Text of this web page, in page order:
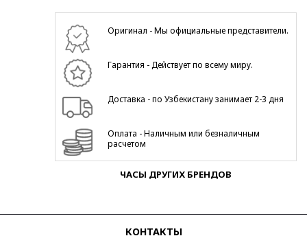
Оригинал - Мы официальные представители.
Гарантия - Действует по всему миру.
Доставка - по Узбекистану занимает 2-3 дня
Оплата - Наличным или безналичным
расчетом
ЧАСЫ ДРУГИХ БРЕНДОВ
КОНТАКТЫ